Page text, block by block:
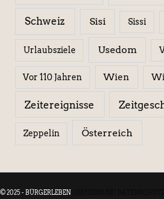
Schweiz Sisi Sissi
Urlaubsziele Usedom
Vor 110 Jahren Wien
Zeitereignisse
Zeppelin Österreich
© 2025 - BÜRGERLEBEN